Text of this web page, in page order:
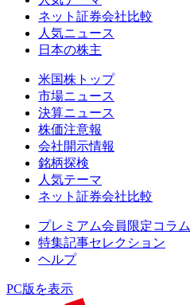
ネット証券会社比較
人気ニュース
日本の株主
米国株トップ
市場ニュース
決算ニュース
株価注意報
会社開示情報
銘柄探検
人気テーマ
ネット証券会社比較
プレミアム会員限定コラム
特集記事セレクション
ヘルプ
PC版を表示